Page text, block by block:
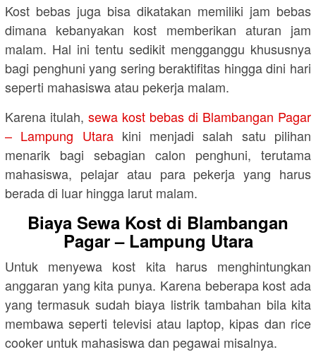
Kost bebas juga bisa dikatakan memiliki jam bebas
dimana kebanyakan kost memberikan aturan jam
malam. Hal ini tentu sedikit mengganggu khususnya
bagi penghuni yang sering beraktifitas hingga dini hari
seperti mahasiswa atau pekerja malam.
Karena itulah, sewa kost bebas di Blambangan Pagar
– Lampung Utarakini menjadi salah satu pilihan
menarik bagi sebagian calon penghuni, terutama
mahasiswa, pelajar atau para pekerja yang harus
berada di luar hingga larut malam.
Biaya Sewa Kost di Blambangan
Pagar – Lampung Utara
Untuk menyewa kost kita harus menghintungkan
anggaran yang kita punya. Karena beberapa kost ada
yang termasuk sudah biaya listrik tambahan bila kita
membawa seperti televisi atau laptop, kipas dan rice
cooker untuk mahasiswa dan pegawai misalnya.